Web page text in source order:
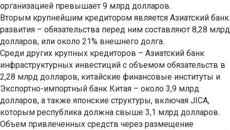
организацией превышает 9 млрд долларов.
Вторым крупнейшим кредитором является Азиатский банк
развития – обязательства перед ним составляют 8,28 млрд
долларов, или около 21% внешнего долга.
Среди других крупных кредиторов – Азиатский банк
инфраструктурных инвестиций с объемом обязательств в
2,28 млрд долларов, китайские финансовые институты и
Экспортно-импортный банк Китая – около 3,9 млрд
долларов, а также японские структуры, включая JICA,
которым республика должна свыше 3,1 млрд долларов.
Объем привлеченных средств через размещение